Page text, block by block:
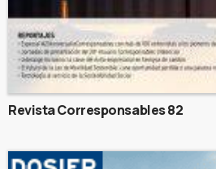
Revista Corresponsables 82